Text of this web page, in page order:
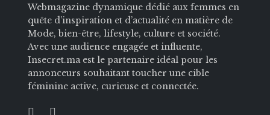
Webmagazine dynamique dédié aux femmes en
quête d’inspiration et d’actualité en matière de
Mode, bien-être, lifestyle, culture et société.
Avec une audience engagée et influente,
Insecret.ma est le partenaire idéal pour les
annonceurs souhaitant toucher une cible
féminine active, curieuse et connectée.